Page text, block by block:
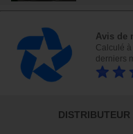
Avis de
Calculé
derniers